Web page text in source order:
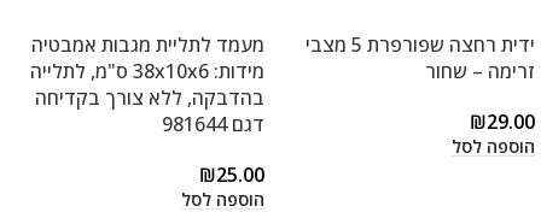
ידית רחצה שפורפרת 5 מצבי
זרימה – שחור
₪29.00
הוספה לסל
מעמד לתליית מגבות אמבטיה
מידות: 38x10x6 ס"מ, לתלייה
בהדבקה, ללא צורך בקדיחה
דגם 981644
₪25.00
הוספה לסל